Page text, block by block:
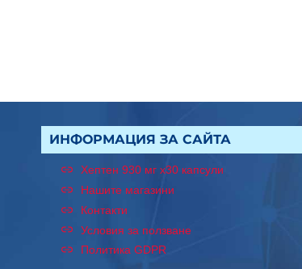
ИНФОРМАЦИЯ ЗА САЙТА
Хептен 930 мг x30 капсули
Нашите магазини
Контакти
Условия за ползване
Политика GDPR